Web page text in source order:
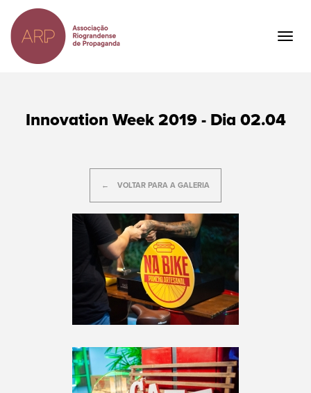
para
o
conteúdo
principal
Innovation Week 2019 - Dia 02.04
VOLTAR PARA A GALERIA